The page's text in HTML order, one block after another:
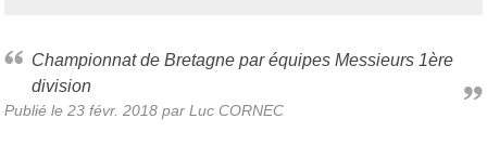
Championnat de Bretagne par équipes Messieurs 1ère
division
Publié le 23 févr. 2018 par Luc CORNEC